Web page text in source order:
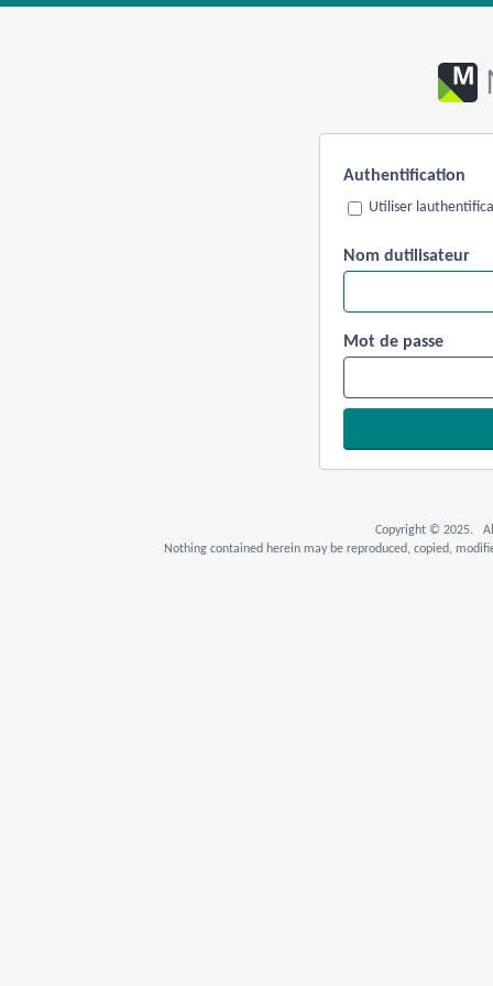
Authentification
Utiliser
Nom dutilisateur
Mot de passe
Copyright © 2025. All
Nothing contained herein may be reproduced, copied,